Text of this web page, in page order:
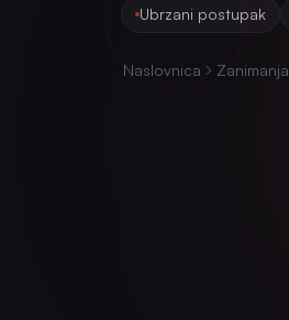
Ubrzani postupak
Naslovnica Zanimanja